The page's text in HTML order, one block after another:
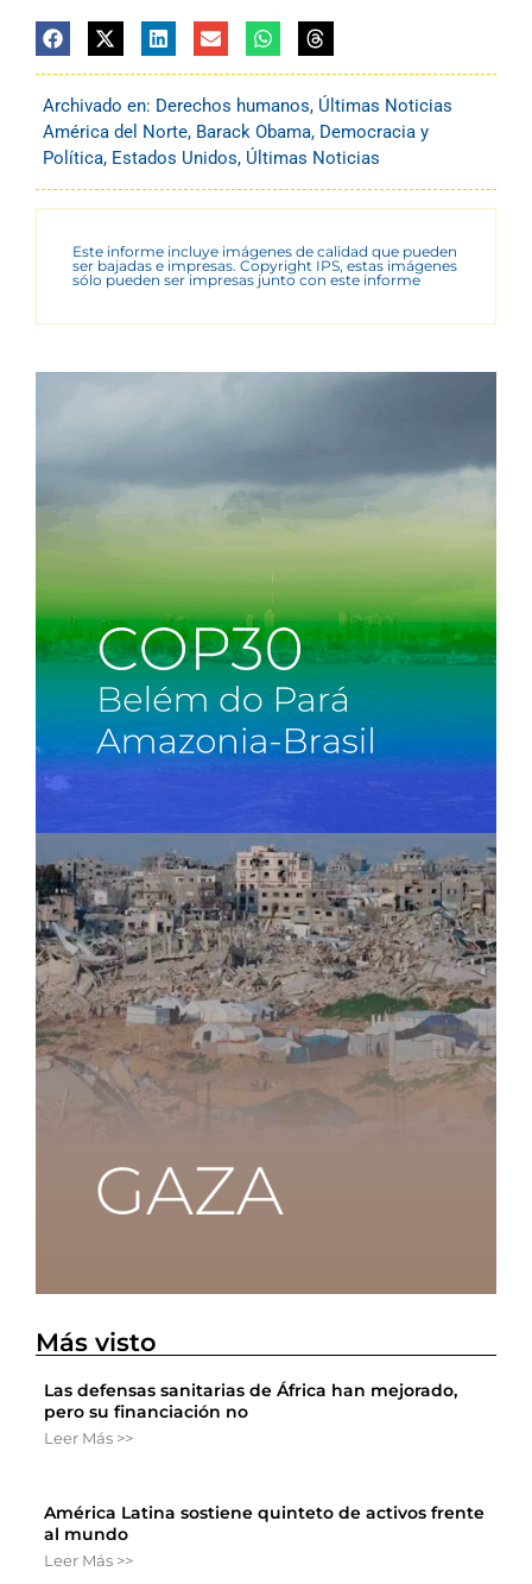
Archivado en: Derechos humanos, Últimas Noticias
América del Norte, Barack Obama, Democracia y
Política, Estados Unidos, Últimas Noticias
Este informe incluye imágenes de calidad que pueden
ser bajadas e impresas. Copyright IPS, estas imágenes
sólo pueden ser impresas junto con este informe
Más visto
Las defensas sanitarias de África han mejorado,
pero su financiación no
Leer Más >>
América Latina sostiene quinteto de activos frente
al mundo
Leer Más >>